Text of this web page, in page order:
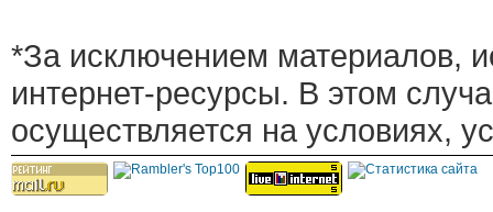
*За исключением материалов,
интернет-ресурсы. В этом
осуществляется на условиях,